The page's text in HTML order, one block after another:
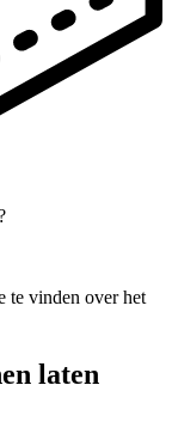
te vinden over het
laten